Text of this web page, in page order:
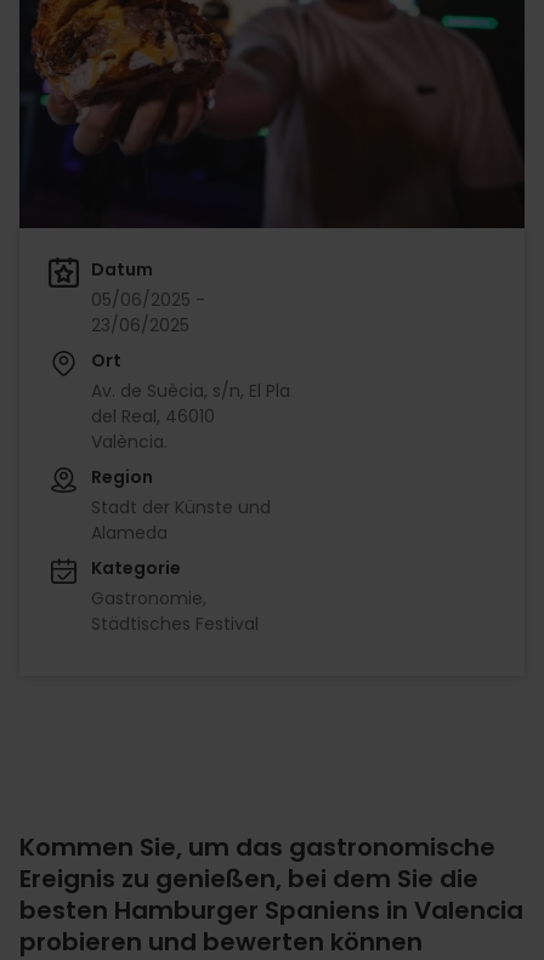
Datum
05/06/2025 -
23/06/2025
Ort
Av. de Suècia, s/n, El Pla
del Real, 46010
València.
Region
Stadt der Künste und
Alameda
Kategorie
Gastronomie
Städtisches Festival
Kommen Sie, um das gastronomische
Ereignis zu genießen, bei dem Sie die
besten Hamburger Spaniens in Valencia
probieren und bewerten können